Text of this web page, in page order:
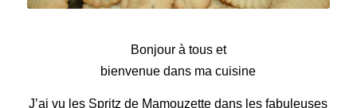
Bonjour à tous et
bienvenue dans ma cuisine
J’ai vu les Spritz de Mamouzettedans les fabuleuses